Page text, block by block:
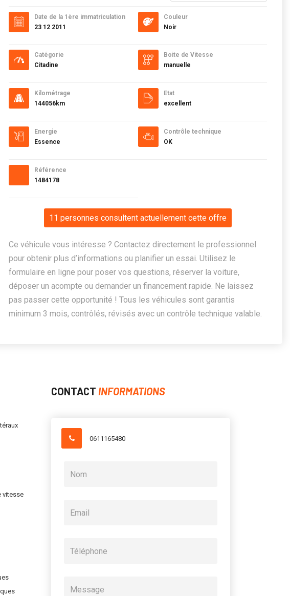
Date de la 1ère immatriculation
23 12 2011
Catégorie
Citadine
Kilométrage
144056km
Energie
Essence
Référence
1484178
Couleur
Noir
Boite de Vitesse
manuelle
Etat
excellent
Contrôle technique
OK
11 personnes consultent actuellement cette offre
Ce véhicule vous intéresse ? Contactez directement le professionnel
pour obtenir plus d’informations ou planifier un essai. Utilisez le
formulaire en ligne pour poser vos questions, réserver la voiture,
déposer un acompte ou demander un financement rapide. Ne laissez
pas passer cette opportunité ! Tous les véhicules sont garantis
minimum 3 mois, contrôlés, révisés avec un contrôle technique valable.
vitesse
CONTACT INFORMATIONS
0611165480